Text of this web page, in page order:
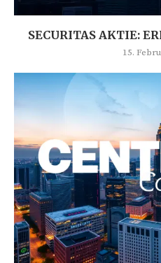
SECURITAS AKTIE:
15.